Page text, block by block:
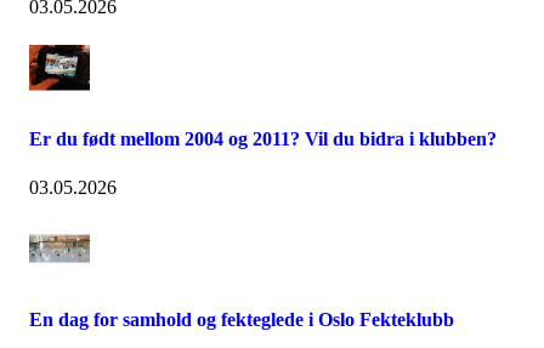
03.05.2026
Er du født mellom 2004 og 2011? Vil du bidra i klubben?
03.05.2026
En dag for samhold og fekteglede i Oslo Fekteklubb